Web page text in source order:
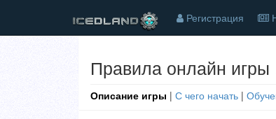
Регистрация
Правила онлайн игры
Описание игры | С чего начать |